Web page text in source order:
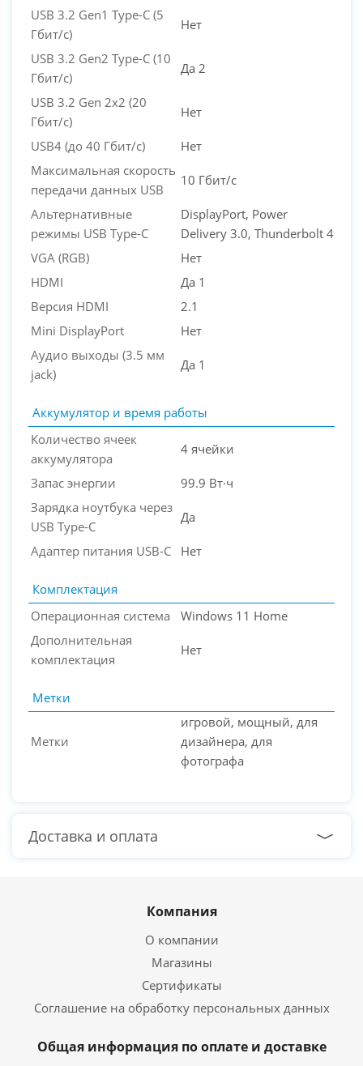
USB 3.2 Gen1 Type-C (5
Гбит/с)
Нет
USB 3.2 Gen2 Type-C (10
Гбит/с)
Да 2
USB 3.2 Gen 2x2 (20
Гбит/с)
Нет
USB4 (до 40 Гбит/с)
Нет
Максимальная скорость
передачи данных USB
10 Гбит/с
Альтернативные
режимы USB Type-C
DisplayPort, Power
Delivery 3.0, Thunderbolt 4
VGA (RGB)
Нет
HDMI
Да 1
Версия HDMI
2.1
Mini DisplayPort
Нет
Аудио выходы (3.5 мм
jack)
Да 1
Аккумулятор и время работы
Количество ячеек
аккумулятора
4 ячейки
Запас энергии
99.9 Вт·ч
Зарядка ноутбука через
USB Type-C
Да
Адаптер питания USB-C Нет
Комплектация
Операционная система
Windows 11 Home
Дополнительная
комплектация
Нет
Метки
Метки
игровой, мощный, для
дизайнера, для
фотографа
Доставка и оплата
Компания
О компании
Магазины
Сертификаты
Соглашение на обработку персональных данных
Общая информация по оплате и доставке